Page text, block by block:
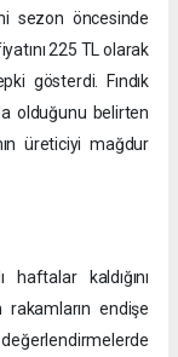
sezon öncesinde
225 TL olarak
gösterdi. Fındık
olduğunu belirten
üreticiyi mağdur
haftalar kaldığını
rakamların endişe